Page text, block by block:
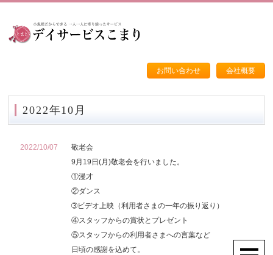
お問い合わせ 会社概要
2022年10月
2022/10/07
敬老会
9月19日(月)敬老会を行いました。
①漫才
②ダンス
➂ビデオ上映（利用者さまの一年の振り返り）
④スタッフからの賞状とプレゼント
⑤スタッフからの利用者さまへの言葉など
日頃の感謝を込めて。